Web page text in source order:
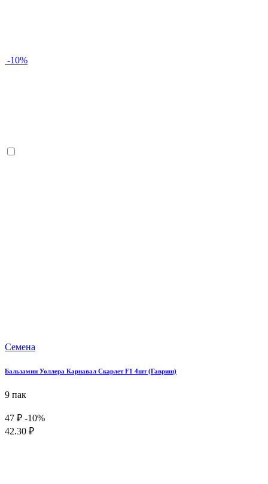
-10%
Семена
Бальзамин Уоллера Карнавал Скарлет F1 4шт (Гавриш)
9 пак
47 ₽ -10%
42.30 ₽